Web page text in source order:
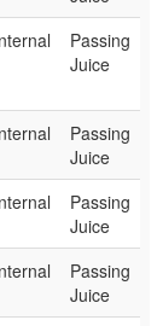
Passing
Juice
Passing
Juice
Passing
Juice
Passing
Juice